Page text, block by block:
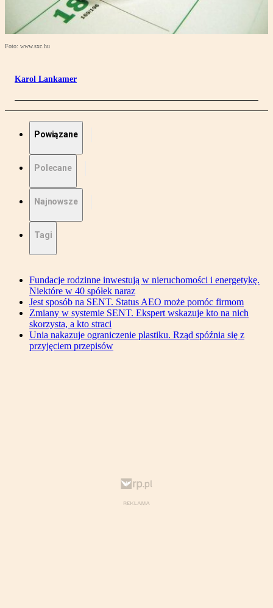
Foto: www.sxc.hu
Karol Lankamer
Powiązane
Polecane
Najnowsze
Tagi
Fundacje rodzinne inwestują w nieruchomości i energetykę.
Niektóre w 40 spółek naraz
Jest sposób na SENT. Status AEO może pomóc firmom
Zmiany w systemie SENT. Ekspert wskazuje kto na nich
skorzysta, a kto straci
Unia nakazuje ograniczenie plastiku. Rząd spóźnia się z
przyjęciem przepisów